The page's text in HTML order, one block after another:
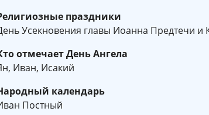
праздники
Усекновения главы Иоанна Предтечи и
отмечает День Ангела
Иван, Исакий
календарь
Постный